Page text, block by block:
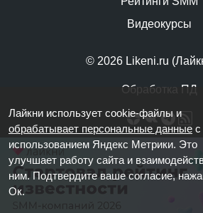
© 2026 Likeni.ru
Обработка ПД
Видеокурсы
Лайкни использует cookie-файлы и
обрабатывает персональные данные с
использованием Яндекс Метрики. Это
улучшает работу сайта и
ним. Подтвердите ваше согласие,
Ок.